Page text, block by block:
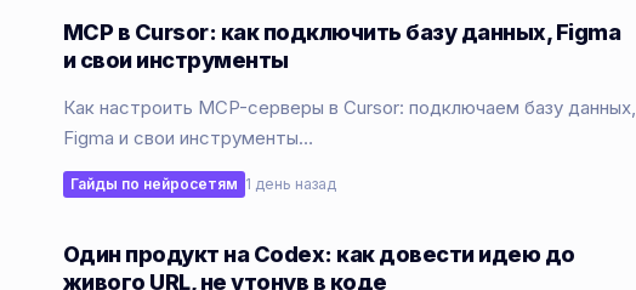
MCP в Cursor: как подключить базу данных, Figma
и свои инструменты
Как настроить MCP-серверы в Cursor: подключаем базу данных,
Figma и свои инструменты…
Гайды по нейросетям 1 день назад
Один продукт на Codex: как довести идею до
живого URL, не утонув в коде